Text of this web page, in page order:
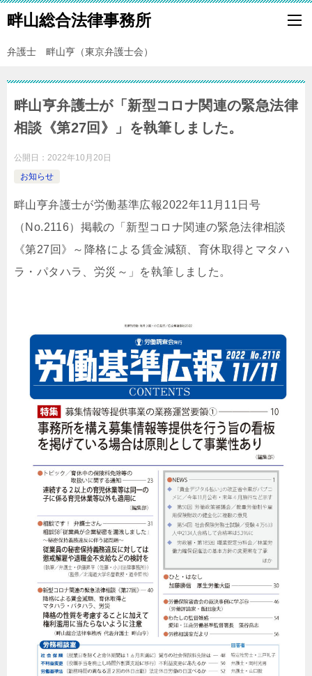
畔山総合法律事務所
弁護士 畔山亨（東京弁護士会）
畔山亨弁護士が「新型コロナ関連の緊急法律
相談《第27回》」を執筆しました。
公開日： 2022年10月20日
お知らせ
畔山亨弁護士が労働基準広報2022年11月11日号
（No.2116）掲載の「新型コロナ関連の緊急法律相談
《第27回》～降格による賃金減額、育休取得とマタハ
ラ・パタハラ、労災～」を執筆しました。